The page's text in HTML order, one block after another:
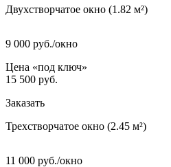
Двухстворчатое окно (1.82 м²)
9 000 руб./окно
Цена «под ключ»
15 500 руб.
Заказать
Трехстворчатое окно (2.45 м²)
11 000 руб./окно